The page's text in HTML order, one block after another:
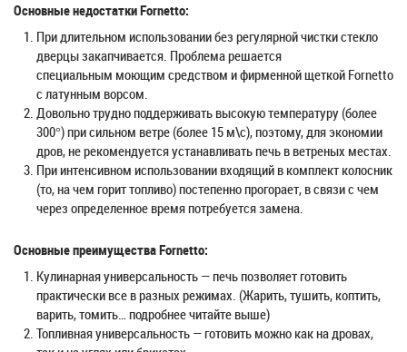
Основные недостатки Fornetto:
При длительном использовании без регулярной чистки стекло
дверцы закапчивается. Проблема решается
специальным моющим средством и фирменной щеткой Fornetto
с латунным ворсом.
Довольно трудно поддерживать высокую температуру (более
300°) при сильном ветре (более 15 м\с), поэтому, для экономии
дров, не рекомендуется устанавливать печь в ветреных местах.
При интенсивном использовании входящий в комплект колосник
(то, на чем горит топливо) постепенно прогорает, в связи с чем
через определенное время потребуется замена.
Основные преимущества Fornetto:
Кулинарная универсальность — печь позволяет готовить
практически все в разных режимах. (Жарить, тушить, коптить,
варить, томить… подробнее читайте выше)
Топливная универсальность — готовить можно как на дровах,